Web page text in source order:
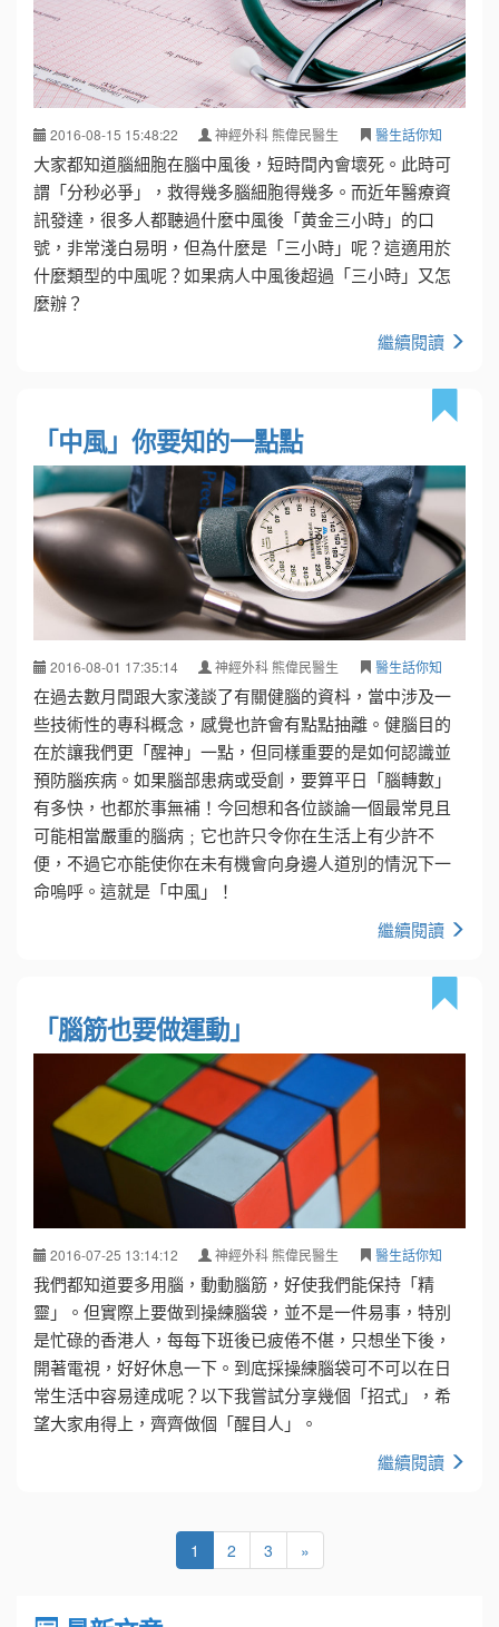
2016-08-15 15:48:22 神經外科 熊偉民醫生 醫生話你知
大家都知道腦細胞在腦中風後，短時間內會壞死。此時可
謂「分秒必爭」，救得幾多腦細胞得幾多。而近年醫療資
訊發達，很多人都聽過什麼中風後「黄金三小時」的口
號，非常淺白易明，但為什麼是「三小時」呢？這適用於
什麼類型的中風呢？如果病人中風後超過「三小時」又怎
麼辦？
繼續閱讀
「中風」你要知的一點點
2016-08-01 17:35:14 神經外科 熊偉民醫生 醫生話你知
在過去數月間跟大家淺談了有關健腦的資枓，當中涉及一
些技術性的專科概念，感覺也許會有點點抽離。健腦目的
在於讓我們更「醒神」一點，但同樣重要的是如何認識並
預防腦疾病。如果腦部患病或受創，要算平日「腦轉數」
有多快，也都於事無補！今回想和各位談論一個最常見且
可能相當嚴重的腦病﹔它也許只令你在生活上有少許不
便，不過它亦能使你在未有機會向身邊人道別的情況下一
命嗚呼。這就是「中風」！
繼續閱讀
「腦筋也要做運動」
2016-07-25 13:14:12 神經外科 熊偉民醫生 醫生話你知
我們都知道要多用腦，動動腦筋，好使我們能保持「精
靈」。但實際上要做到操練腦袋，並不是一件易事，特別
是忙碌的香港人，每每下班後已疲倦不偡，只想坐下後，
開著電視，好好休息一下。到底採操練腦袋可不可以在日
常生活中容易達成呢？以下我嘗試分享幾個「招式」，希
望大家甪得上，齊齊做個「醒目人」。
繼續閱讀
1 2 3 »